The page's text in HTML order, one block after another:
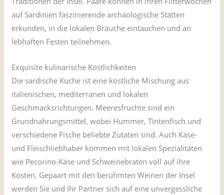
auf Sardinien faszinierende archäologische Stätten
erkunden, in die lokalen Bräuche eintauchen und an
lebhaften Festen teilnehmen.
Exquisite kulinarische Köstlichkeiten
Die sardische Küche ist eine köstliche Mischung aus
italienischen, mediterranen und lokalen
Geschmacksrichtungen. Meeresfrüchte sind ein
Grundnahrungsmittel, wobei Hummer, Tintenfisch und
verschiedene Fische beliebte Zutaten sind. Auch Käse-
und Fleischliebhaber kommen mit lokalen Spezialitäten
wie Pecorino-Käse und Schweinebraten voll auf ihre
Kosten. Gepaart mit den berühmten Weinen der Insel
werden Sie und Ihr Partner sich auf eine unvergessliche